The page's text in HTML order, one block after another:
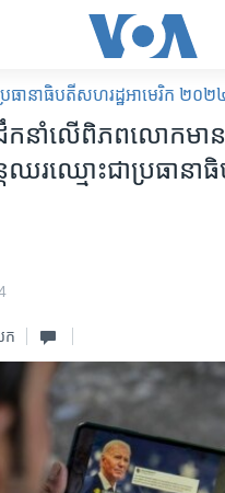
មាន
ថ៍
រធានាធិបតីសហរដ្ឋអាមេរិក ២០២៤
កនាំ​លើ​ពិភពលោក​មាន​
ត​ឈរ​ឈ្មោះ​ជា​ប្រធាន
ក